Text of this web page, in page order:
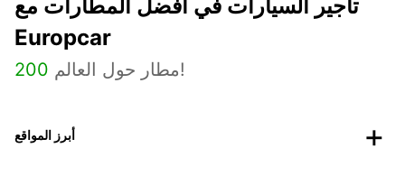
تأجير السيارات في أفضل المطارات مع
Europcar
200 مطار حول العالم!
أبرز المواقع